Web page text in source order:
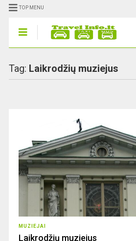
TOP MENU
Tag: Laikrodžių muziejus
MUZIEJAI
Laikrodžių muziejus